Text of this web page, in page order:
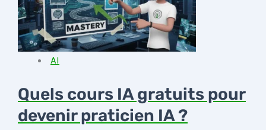
AI
Quels cours IA gratuits pour
devenir praticien IA ?